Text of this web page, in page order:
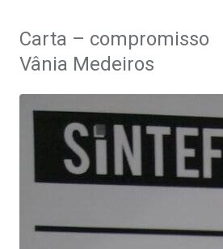
Carta – compromisso
Vânia Medeiros